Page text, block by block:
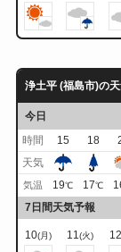
浄土平 (福島市)の
今日
時間
15 18
天気
気温 19℃ 17℃
7日間天気予報
10(月) 11(火) 12